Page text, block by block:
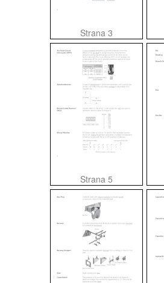
Strana 3
Strana 5